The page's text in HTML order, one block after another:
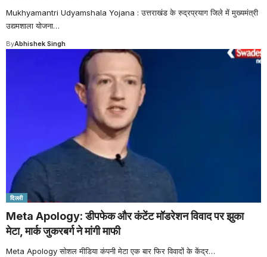
Mukhyamantri Udyamshala Yojana : उत्तराखंड के रुद्रप्रयाग जिले में मुख्यमंत्री
उद्यमशाला योजना…
ByAbhishek Singh
दिल्ली
Meta Apology: डीपफेक और कंटेंट मॉडरेशन विवाद पर झुका
मेटा, मार्क जुकरबर्ग ने मांगी माफी
Meta Apology सोशल मीडिया कंपनी मेटा एक बार फिर विवादों के केंद्र…